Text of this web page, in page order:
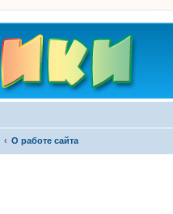
О работе сайта